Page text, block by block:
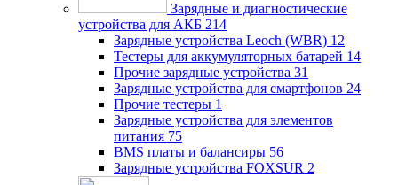
Зарядные и диагностические
устройства для АКБ 214
Зарядные устройства Leoch (WBR) 12
Тестеры для аккумуляторных батарей 14
Прочие зарядные устройства 31
Зарядные устройства для смартфонов 24
Прочие тестеры 1
Зарядные устройства для элементов
питания 75
BMS платы и балансиры 56
Зарядные устройства FOXSUR 2